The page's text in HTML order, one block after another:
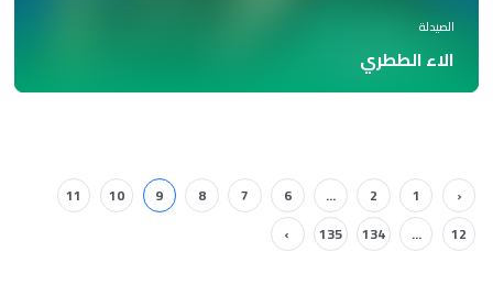
الصيدلة
الاء الططري
‹
1
2
...
6
7
8
9
10
11
12
...
134
135
›